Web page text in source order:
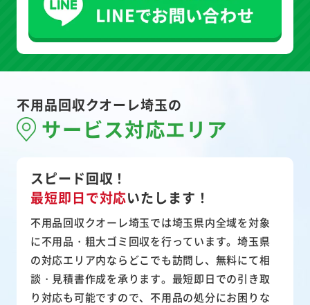
不用品回収クオーレ埼玉の
サービス対応エリア
スピード回収！
最短即日で対応いたします！
不用品回収クオーレ埼玉では埼玉県内全域を対象
に不用品・粗大ゴミ回収を行っています。埼玉県
の対応エリア内ならどこでも訪問し、無料にて相
談・見積書作成を承ります。最短即日での引き取
り対応も可能ですので、不用品の処分にお困りな